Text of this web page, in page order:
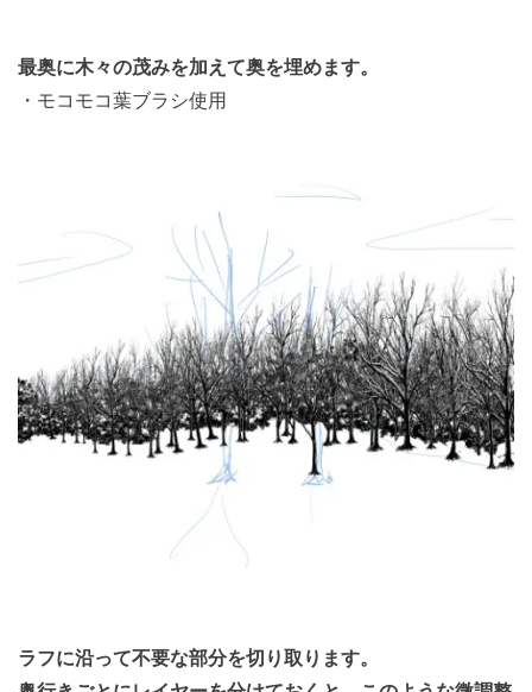
最奥に木々の茂みを加えて奥を埋めます。
・モコモコ葉ブラシ使用
ラフに沿って不要な部分を切り取ります。